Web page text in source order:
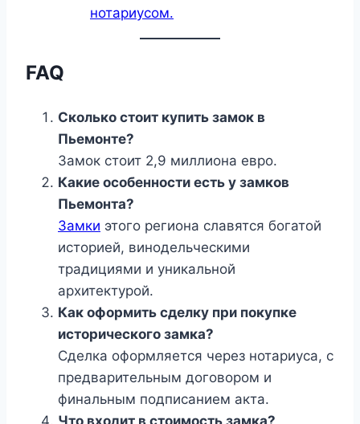
нотариусом.
FAQ
Сколько стоит купить замок в
Пьемонте?
Замок стоит 2,9 миллиона евро.
Какие особенности есть у замков
Пьемонта?
Замки этого региона славятся богатой
историей, винодельческими
традициями и уникальной
архитектурой.
Как оформить сделку при покупке
исторического замка?
Сделка оформляется через нотариуса, с
предварительным договором и
финальным подписанием акта.